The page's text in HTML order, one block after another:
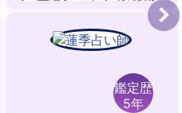
鑑定歴
5年